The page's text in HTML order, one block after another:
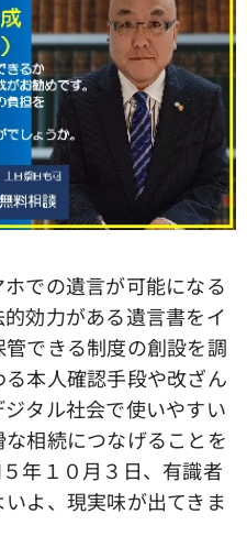
での遺言が可能になる
効力がある遺言書をイ
できる制度の創設を調
本人確認手段や改ざん
タル社会で使いやすい
相続につなげることを
年１０月３日、有識者
よ、現実味が出てきま